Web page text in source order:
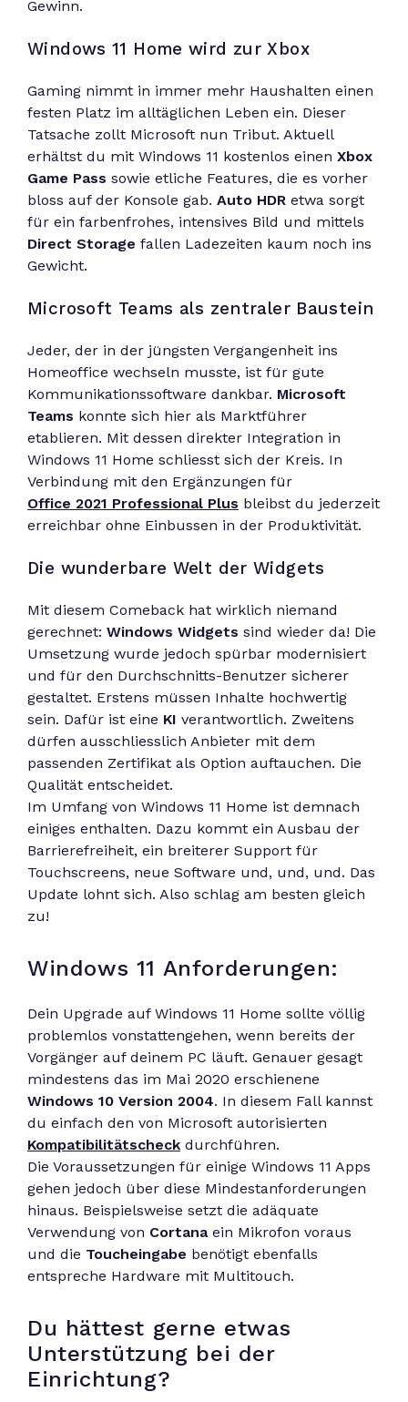
Gewinn.
Windows 11 Home wird zur Xbox
Gaming nimmt in immer mehr Haushalten einen
festen Platz im alltäglichen Leben ein. Dieser
Tatsache zollt Microsoft nun Tribut. Aktuell
erhältst du mit Windows 11 kostenlos einen Xbox
Game Pass sowie etliche Features, die es vorher
bloss auf der Konsole gab. Auto HDR etwa sorgt
für ein farbenfrohes, intensives Bild und mittels
Direct Storage fallen Ladezeiten kaum noch ins
Gewicht.
Microsoft Teams als zentraler Baustein
Jeder, der in der jüngsten Vergangenheit ins
Homeoffice wechseln musste, ist für gute
Kommunikationssoftware dankbar. Microsoft
Teams konnte sich hier als Marktführer
etablieren. Mit dessen direkter Integration in
Windows 11 Home schliesst sich der Kreis. In
Verbindung mit den Ergänzungen für
Office 2021 Professional Plus bleibst du jederzeit
erreichbar ohne Einbussen in der Produktivität.
Die wunderbare Welt der Widgets
Mit diesem Comeback hat wirklich niemand
gerechnet: Windows Widgets sind wieder da! Die
Umsetzung wurde jedoch spürbar modernisiert
und für den Durchschnitts-Benutzer sicherer
gestaltet. Erstens müssen Inhalte hochwertig
sein. Dafür ist eine KI verantwortlich. Zweitens
dürfen ausschliesslich Anbieter mit dem
passenden Zertifikat als Option auftauchen. Die
Qualität entscheidet.
Im Umfang von Windows 11 Home ist demnach
einiges enthalten. Dazu kommt ein Ausbau der
Barrierefreiheit, ein breiterer Support für
Touchscreens, neue Software und, und, und. Das
Update lohnt sich. Also schlag am besten gleich
zu!
Windows 11 Anforderungen:
Dein Upgrade auf Windows 11 Home sollte völlig
problemlos vonstattengehen, wenn bereits der
Vorgänger auf deinem PC läuft. Genauer gesagt
mindestens das im Mai 2020 erschienene
Windows 10 Version 2004. In diesem Fall kannst
du einfach den von Microsoft autorisierten
Kompatibilitätscheck durchführen.
Die Voraussetzungen für einige Windows 11 Apps
gehen jedoch über diese Mindestanforderungen
hinaus. Beispielsweise setzt die adäquate
Verwendung von Cortanaein Mikrofon voraus
und die Toucheingabe benötigt ebenfalls
entspreche Hardware mit Multitouch.
Du hättest gerne etwas
Unterstützung bei der
Einrichtung?